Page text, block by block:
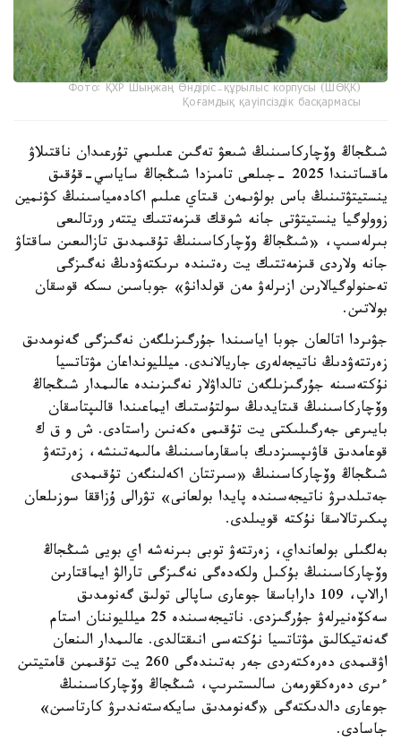
Фото: ҚХР Шыңжаң Өндіріс-құрылыс корпусы (ШӨҚК)
Қоғамдық қауіпсіздік басқармасы
شىڭجاڭ وۆچاركاسىنىڭ شىعۋ تەگىن عىلىمي تۇرعىدان ناقتىلاۋ
ماقساتىندا 2025 -جىلعى تامىزدا شىڭجاڭ ساياسي-قۇقىق
ينستيتۋتىنىڭ باس بولۋىمەن قىتاي عىلىم اكادەمياسىنىڭ كۋنمين
زوولوگيا ينستيتۋتى جانە شوقك قىزمەتتىك يتتەر ورتالىعى
بىرلەسىپ، «شىڭجاڭ وۆچاركاسىنىڭ تۇقىمدىق تازالىعىن ساقتاۋ
جانە ولاردى قىزمەتتىك يت رەتىندە ىرىكتەۋدىڭ نەگىزگى
تەحنولوگيالارىن ازىرلەۋ مەن قولدانۋ» جوباسىن ىسكە قوسقان
بولاتىن.
جۋىردا اتالعان جوبا اياسىندا جۇرگىزىلگەن نەگىزگى گەنومدىق
زەرتتەۋدىڭ ناتيجەلەرى جاريالاندى. ميلليونداعان مۋتاتسيا
نۇكتەسىنە جۇرگىزىلگەن تالداۋلار نەگىزىندە عالىمدار شىڭجاڭ
وۆچاركاسىنىڭ قىتايدىڭ سولتۇستىك ايماعىندا قالىپتاسقان
بايىرعى جەرگىلىكتى يت تۇقىمى ەكەنىن راستادى. ش و ق ك
قوعامدىق قاۋىپسىزدىك باسقارماسىنىڭ مالىمەتىنشە، زەرتتەۋ
شىڭجاڭ وۆچاركاسىنىڭ «سىرتتان اكەلىنگەن تۇقىمدى
جەتىلدىرۋ ناتيجەسىندە پايدا بولعانى» تۋرالى ۇزاققا سوزىلعان
پىكىرتالاسقا نۇكتە قويىلدى.
بەلگىلى بولعانداي، زەرتتەۋ توبى بىرنەشە اي بويى شىڭجاڭ
وۆچاركاسىنىڭ بۇكىل ولكەدەگى نەگىزگى تارالۋ ايماقتارىن
ارالاپ، 109 داراباسقا جوعارى ساپالى تولىق گەنومدىق
سەكۆەنيرلەۋ جۇرگىزدى. ناتيجەسىندە 25 ميلليوننان استام
گەنەتيكالىق مۋتاتسيا نۇكتەسى انىقتالدى. عالىمدار الىنعان
اۋقىمدى دەرەكتەردى جەر بەتىندەگى 260 يت تۇقىمىن قامتيتىن
ءىرى دەرەكقورمەن سالىستىرىپ، شىڭجاڭ وۆچاركاسىنىڭ
جوعارى دالدىكتەگى «گەنومدىق سايكەستەندىرۋ كارتاسىن»
جاسادى.